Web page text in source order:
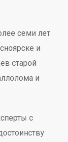
семи лет
и
старой
и
с